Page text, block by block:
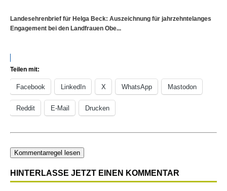
Landesehrenbrief für Helga Beck: Auszeichnung für jahrzehntelanges
Engagement bei den Landfrauen Obe...
Teilen mit:
Facebook LinkedIn X WhatsApp Mastodon
Reddit E-Mail Drucken
Kommentarregel lesen
HINTERLASSE JETZT EINEN KOMMENTAR